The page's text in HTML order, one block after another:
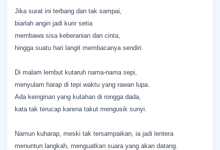
Jika surat ini terbang dan tak sampai,
biarlah angin jadi kurir setia
membawa sisa keberanian dan cinta,
hingga suatu hari langit membacanya sendiri.
Di malam lembut kutaruh nama-nama sepi,
menyulam harap di tepi waktu yang rawan lupa.
Ada keinginan yang kutahan di rongga dada,
kata tak terucap karena takut mengusik sunyi.
Namun kuharap, meski tak tersampaikan, ia jadi lentera
menuntun langkah, menguatkan suara yang akan datang.